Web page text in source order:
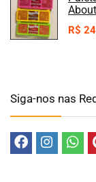
R$
Siga-nos nas